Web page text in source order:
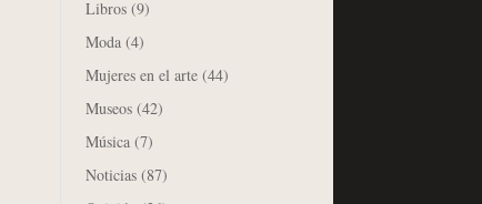
Libros (9)
Moda (4)
Mujeres en el arte (44)
Museos (42)
Música (7)
Noticias (87)